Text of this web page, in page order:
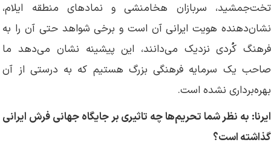
تخت‌جمشید، سربازان هخامنشی و نمادهای منطقه ایلام،
نشان‌دهنده هویت ایرانی آن است و برخی شواهد حتی آن را به
فرهنگ کُردی نزدیک می‌دانند، این پیشینه نشان می‌دهد ما
صاحب یک سرمایه فرهنگی بزرگ هستیم که به‌ درستی از آن
بهره‌برداری نشده است.
ایرنا: به نظر شما تحریم‌ها چه تاثیری بر جایگاه جهانی فرش ایرانی
گذاشته است؟